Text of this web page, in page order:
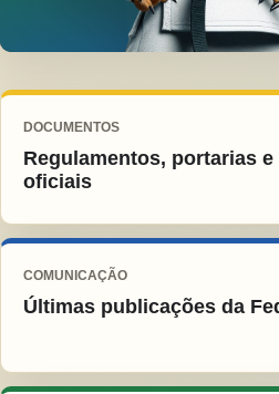
DOCUMENTOS
Regulamentos, portarias
oficiais
COMUNICAÇÃO
Últimas publicações da